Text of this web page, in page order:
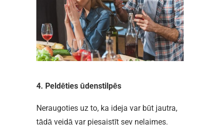
4. Peldēties ūdenstilpēs
Neraugoties uz to, ka ideja var būt jautra,
tādā veidā var piesaistīt sev nelaimes.